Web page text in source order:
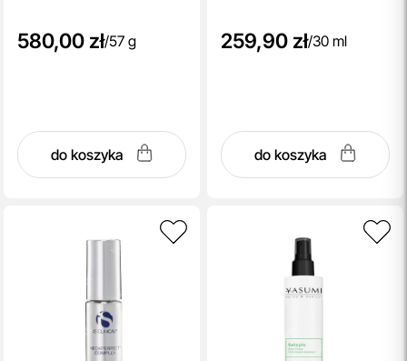
580,00 zł/57 g
do koszyka
259,90 zł/30 ml
do koszyka